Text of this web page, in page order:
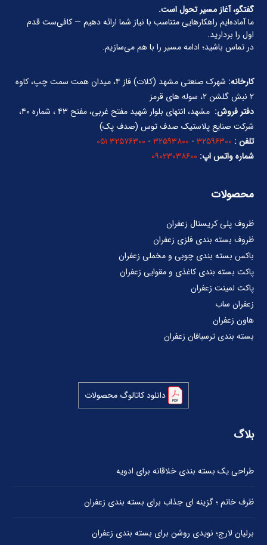
گفتگو، آغاز مسیر تحول است.
ما آماده‌ایم راهکارهایی متناسب با نیاز شما ارائه دهیم — کافی‌ست قدم
اول را بردارید.
در تماس باشید؛ ادامه مسیر را با هم می‌سازیم.
کارخانه:
شهرک صنعتی مشهد (کلات) فاز ۴، میدان همت سمت چپ، کاوه
۲ نبش گلشن ۲، سوله های قرمز
دفتر فروش:
مشهد، انتهای بلوار شهید مفتح غربی، مفتح ۴۳ ، شماره ۴۰،
شرکت صنایع پلاستیک صدف توس (صدف پک)
تلفن : ۳۲۵۹۶۳۰۰ - ۳۲۵۹۳۸۰۰ - ۳۲۵۷۶۳۰۰ ۰۵۱
شماره واتس اپ: ۰۹۰۲۳۰۳۸۶۰۰
محصولات
ظروف پلی کریستال زعفران
ظروف بسته بندی فلزی زعفران
باکس بسته بندی چوبی و مخملی زعفران
پاکت بسته بندی کاغذی و مقوایی زعفران
پاکت لمینت زعفران
زعفران ساب
هاون زعفران
بسته بندی ترسبافان زعفران
دانلود کاتالوگ محصولات
بلاگ
طراحی یک بسته بندی خلاقانه برای ادویه
ظرف خاتم ؛ گزینه ای جذاب برای بسته بندی زعفران
برلیان لارج؛ نویدی روشن برای بسته بندی زعفران